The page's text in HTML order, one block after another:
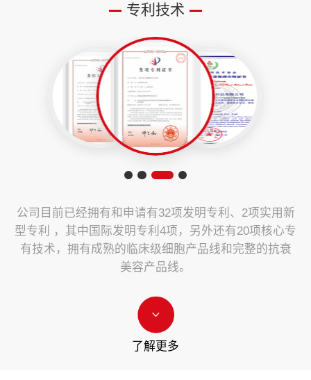
专利技术
公司目前已经拥有和申请有32项发明专利、2项实用新
型专利 ，其中国际发明专利4项，另外还有20项核心专
有技术，拥有成熟的临床级细胞产品线和完整的抗衰
美容产品线。
了解更多